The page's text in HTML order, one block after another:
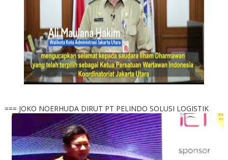
=== JOKO NOERHUDA DIRUT PT PELINDO SOLUSI LOGISTIK